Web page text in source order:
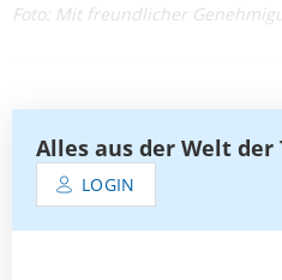
Foto: Mit freundlicher
Alles aus der Welt der
LOGIN